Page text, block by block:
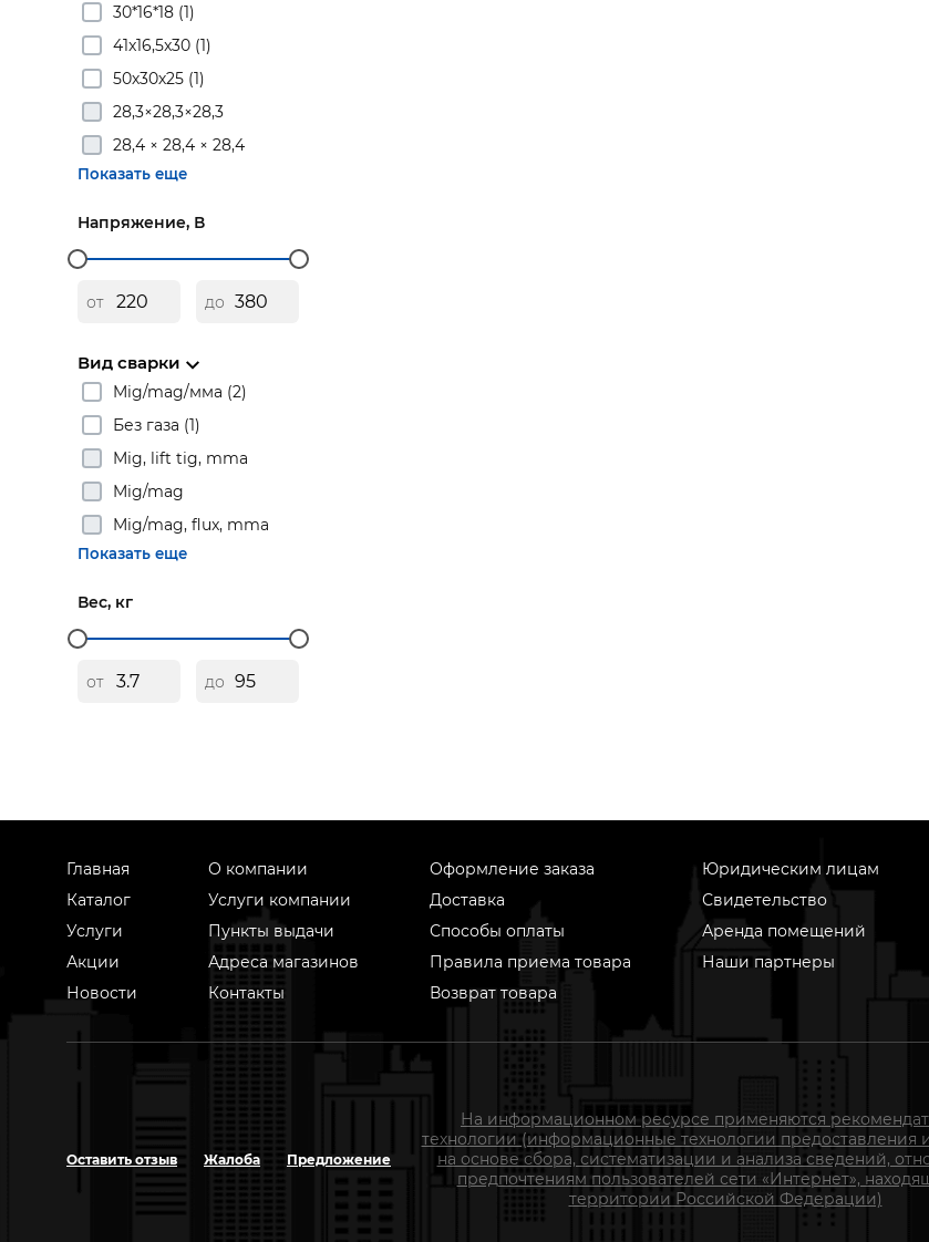
30*16*18 (1)
41x16,5x30 (1)
50х30х25 (1)
28,3×28,3×28,3
28,4 × 28,4 × 28,4
Показать еще
Напряжение, В
от до
Вид сварки
Mig/mag/мма (2)
Без газа (1)
Mig, lift tig, mma
Mig/mag
Mig/mag, flux, mma
Показать еще
Вес, кг
от до
Главная
Каталог
Услуги
Акции
Новости
О компании
Услуги компании
Пункты выдачи
Адреса магазинов
Контакты
Оформление заказа
Доставка
Способы оплаты
Правила приема товара
Возврат товара
Юридическим лицам
Свидетельство
Аренда помещений
Наши партнеры
Оставить отзыв Жалоба Предложение
На информационном ресурсе применяются
технологии (информационные технологии
на основе сбора, систематизации и анализа сведений,
предпочтениям пользователей сети «Интернет»,
территории Российской Федерации)